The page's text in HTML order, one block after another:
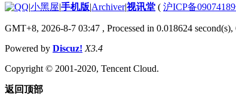
|小黑屋|手机版|Archiver|视讯堂 ( 沪ICP备
GMT+8, 2026-8-7 03:47 , Processed in 0.018624 second(s),
Powered by Discuz! X3.4
Copyright © 2001-2020, Tencent Cloud.
返回顶部